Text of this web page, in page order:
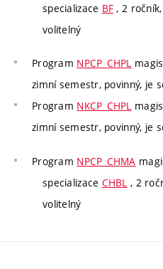
specializace BF , 2
volitelný
Program NPCP_CHPL
zimní semestr, povinný, je
Program NKCP_CHPL
zimní semestr, povinný, je
Program NPCP_CHMA
specializace CHBL , 2
volitelný